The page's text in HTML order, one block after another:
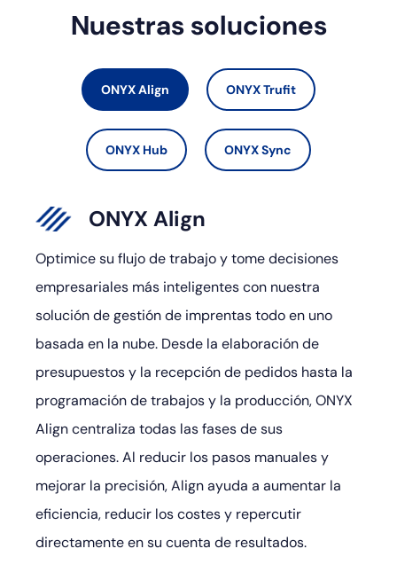
Nuestras soluciones
ONYX Align ONYX Trufit
ONYX Hub ONYX Sync
ONYX Align
Optimice su flujo de trabajo y tome decisiones
empresariales más inteligentes con nuestra
solución de gestión de imprentas todo en uno
basada en la nube. Desde la elaboración de
presupuestos y la recepción de pedidos hasta la
programación de trabajos y la producción, ONYX
Align centraliza todas las fases de sus
operaciones. Al reducir los pasos manuales y
mejorar la precisión, Align ayuda a aumentar la
eficiencia, reducir los costes y repercutir
directamente en su cuenta de resultados.